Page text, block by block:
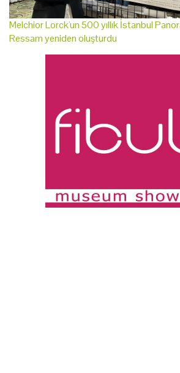
Melchior Lorck'un 500 yıllık İstanbul
Ressam yeniden oluşturdu